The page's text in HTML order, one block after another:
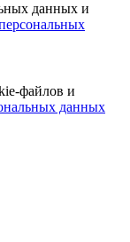
данных и
файлов и
данных